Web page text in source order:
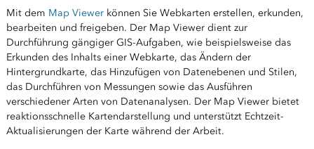
Mit dem Map Viewerkönnen Sie Webkarten erstellen, erkunden,
bearbeiten und freigeben. Der Map Viewer dient zur
Durchführung gängiger GIS-Aufgaben, wie beispielsweise das
Erkunden des Inhalts einer Webkarte, das Ändern der
Hintergrundkarte, das Hinzufügen von Datenebenen und Stilen,
das Durchführen von Messungen sowie das Ausführen
verschiedener Arten von Datenanalysen. Der Map Viewer bietet
reaktionsschnelle Kartendarstellung und unterstützt Echtzeit-
Aktualisierungen der Karte während der Arbeit.